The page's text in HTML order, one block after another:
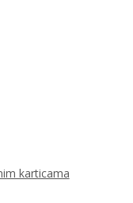
karticama